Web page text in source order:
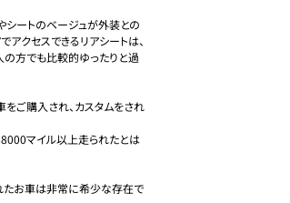
シートのベージュが外装との
アクセスできるリアシートは、
の方でも比較的ゆったりと過
ご購入され、カスタムをされ
マイル以上走られたとは
たお車は非常に希少な存在で